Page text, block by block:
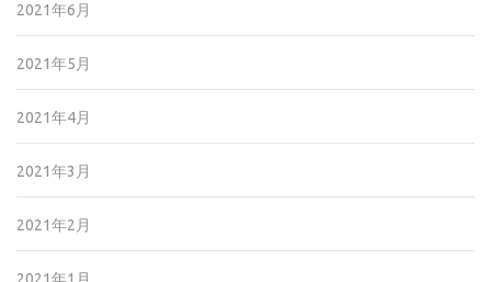
2021年6月
2021年5月
2021年4月
2021年3月
2021年2月